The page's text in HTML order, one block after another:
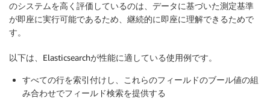
のシステムを高く評価しているのは、データに基づいた測定基準
が即座に実行可能であるため、継続的に即座に理解できるためで
す。
以下は、Elasticsearchが性能に適している使用例です。
すべての行を索引付けし、これらのフィールドのブール値の組
み合わせでフィールド検索を提供する